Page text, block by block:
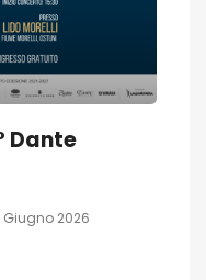
Dante
Giugno 2026